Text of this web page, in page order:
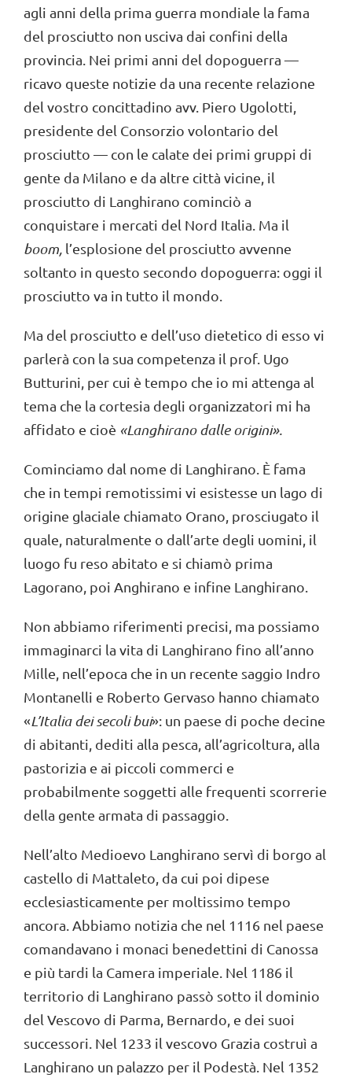
agli anni della prima guerra mondiale la fama
del prosciutto non usciva dai confini della
provincia. Nei primi anni del dopoguerra —
ricavo queste notizie da una recente relazione
del vostro concittadino avv. Piero Ugolotti,
presidente del Consorzio volontario del
prosciutto — con le calate dei primi gruppi di
gente da Milano e da altre città vicine, il
prosciutto di Langhirano cominciò a
conquistare i mercati del Nord Italia. Ma il
boom, l’esplosione del prosciutto avvenne
soltanto in questo secondo dopoguerra: oggi il
prosciutto va in tutto il mondo.
Ma del prosciutto e dell’uso dietetico di esso vi
parlerà con la sua competenza il prof. Ugo
Butturini, per cui è tempo che io mi attenga al
tema che la cortesia degli organizzatori mi ha
affidato e cioè «Langhirano dalle origini».
Cominciamo dal nome di Langhirano. È fama
che in tempi remotissimi vi esistesse un lago di
origine glaciale chiamato Orano, prosciugato il
quale, naturalmente o dall’arte degli uomini, il
luogo fu reso abitato e si chiamò prima
Lagorano, poi Anghirano e infine Langhirano.
Non abbiamo riferimenti precisi, ma possiamo
immaginarci la vita di Langhirano fino all’anno
Mille, nell’epoca che in un recente saggio Indro
Montanelli e Roberto Gervaso hanno chiamato
«L’Italia dei secoli bui»: un paese di poche decine
di abitanti, dediti alla pesca, all’agricoltura, alla
pastorizia e ai piccoli commerci e
probabilmente soggetti alle frequenti scorrerie
della gente armata di passaggio.
Nell’alto Medioevo Langhirano servì di borgo al
castello di Mattaleto, da cui poi dipese
ecclesiasticamente per moltissimo tempo
ancora. Abbiamo notizia che nel 1116 nel paese
comandavano i monaci benedettini di Canossa
e più tardi la Camera imperiale. Nel 1186 il
territorio di Langhirano passò sotto il dominio
del Vescovo di Parma, Bernardo, e dei suoi
successori. Nel 1233 il vescovo Grazia costruì a
Langhirano un palazzo per il Podestà. Nel 1352